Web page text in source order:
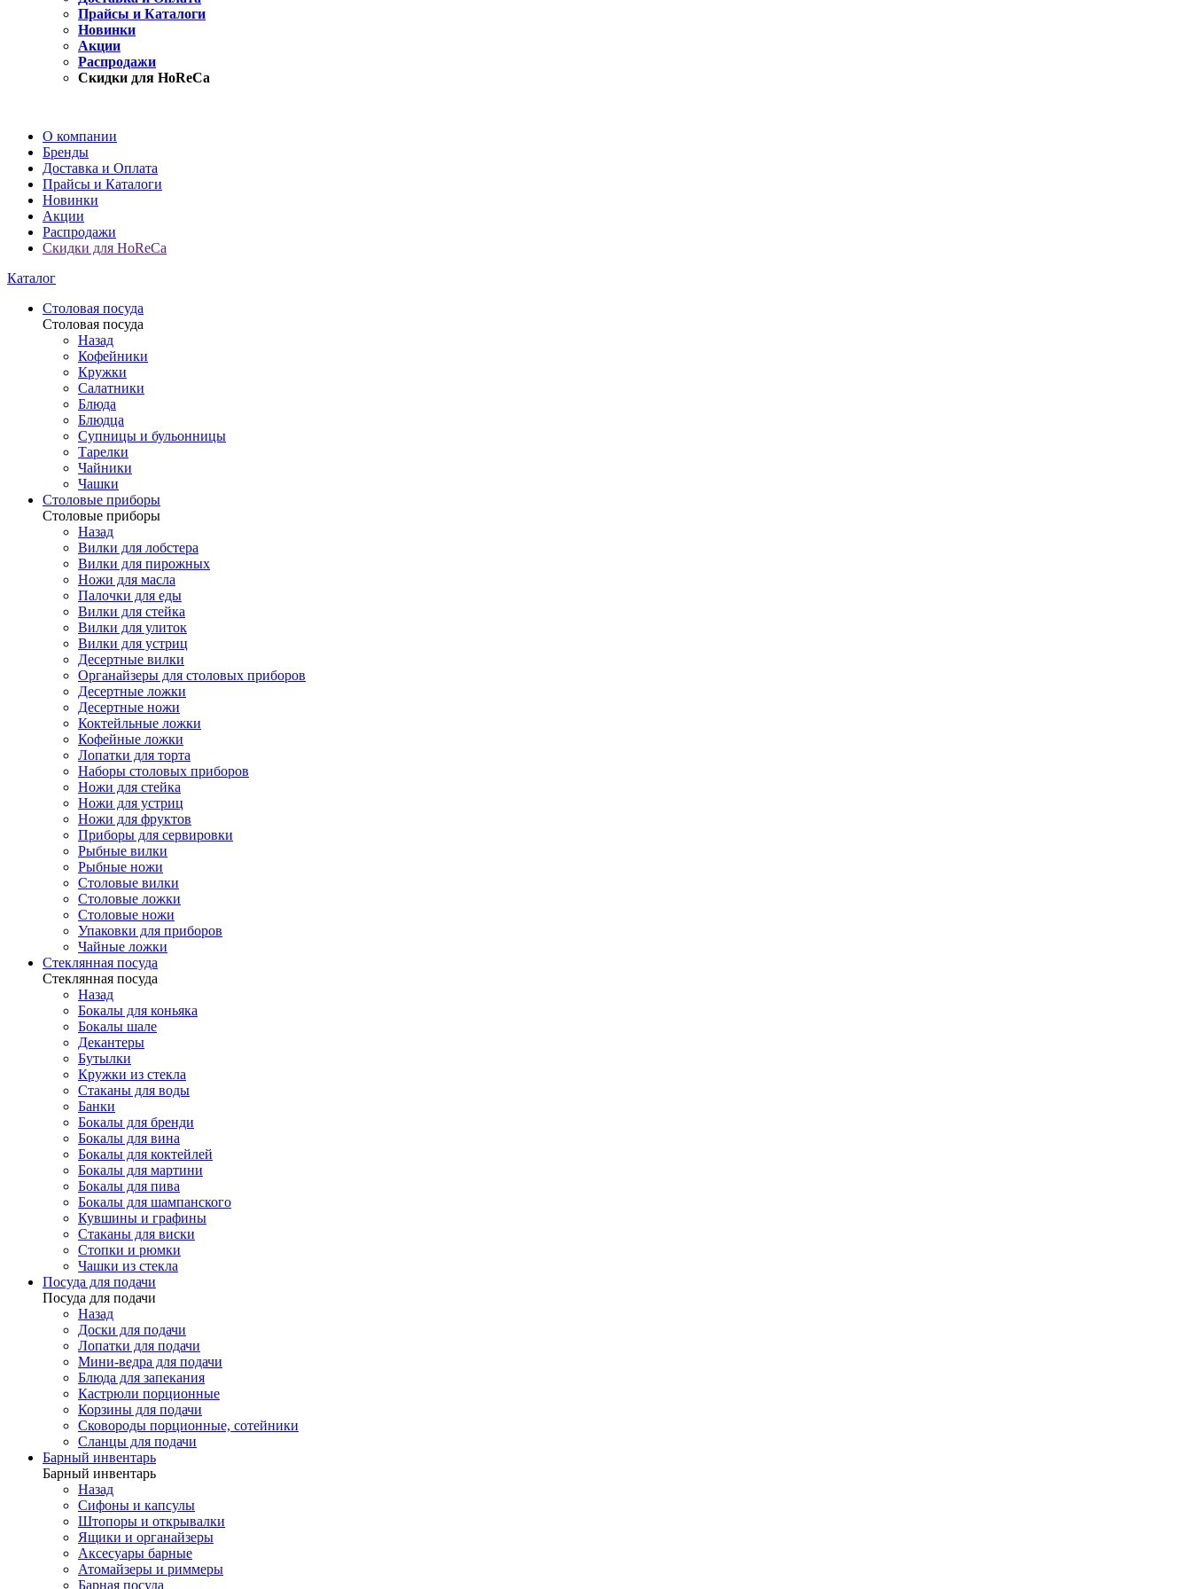
Прайсы и Каталоги
Новинки
Акции
Распродажи
Скидки для HoReCa
О компании
Бренды
Доставка и Оплата
Прайсы и Каталоги
Новинки
Акции
Распродажи
Скидки для HoReCa
Каталог
Столовая посуда
Столовая посуда
Назад
Кофейники
Кружки
Салатники
Блюда
Блюдца
Супницы и бульонницы
Тарелки
Чайники
Чашки
Cтоловые приборы
Cтоловые приборы
Назад
Вилки для лобстера
Вилки для пирожных
Ножи для масла
Палочки для еды
Вилки для стейка
Вилки для улиток
Вилки для устриц
Десертные вилки
Органайзеры для столовых приборов
Десертные ложки
Десертные ножи
Коктейльные ложки
Кофейные ложки
Лопатки для торта
Наборы столовых приборов
Ножи для стейка
Ножи для устриц
Ножи для фруктов
Приборы для сервировки
Рыбные вилки
Рыбные ножи
Столовые вилки
Столовые ложки
Столовые ножи
Упаковки для приборов
Чайные ложки
Стеклянная посуда
Стеклянная посуда
Назад
Бокалы для коньяка
Бокалы шале
Декантеры
Бутылки
Кружки из стекла
Стаканы для воды
Банки
Бокалы для бренди
Бокалы для вина
Бокалы для коктейлей
Бокалы для мартини
Бокалы для пива
Бокалы для шампанского
Кувшины и графины
Стаканы для виски
Стопки и рюмки
Чашки из стекла
Посуда для подачи
Посуда для подачи
Назад
Доски для подачи
Лопатки для подачи
Мини-ведра для подачи
Блюда для запекания
Кастрюли порционные
Корзины для подачи
Сковороды порционные, сотейники
Сланцы для подачи
Барный инвентарь
Барный инвентарь
Назад
Сифоны и капсулы
Штопоры и открывалки
Ящики и органайзеры
Аксесуары барные
Атомайзеры и риммеры
Барная посуда